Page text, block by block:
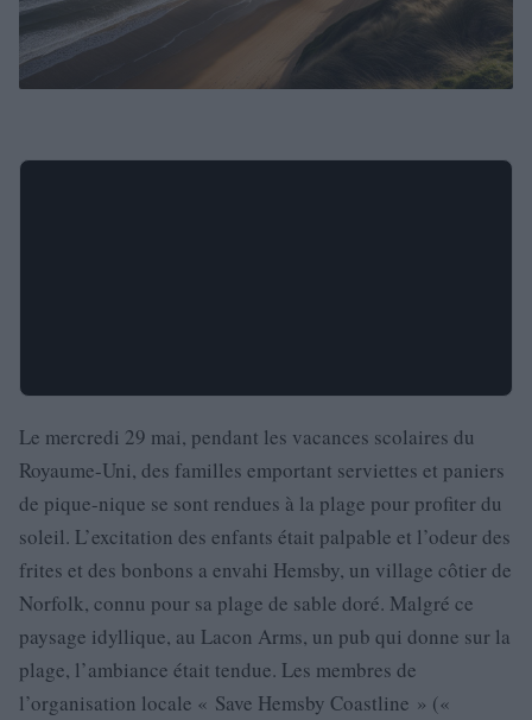
Le mercredi 29 mai, pendant les vacances scolaires du
Royaume-Uni, des familles emportant serviettes et paniers
de pique-nique se sont rendues à la plage pour profiter du
soleil. L’excitation des enfants était palpable et l’odeur des
frites et des bonbons a envahi Hemsby, un village côtier de
Norfolk, connu pour sa plage de sable doré. Malgré ce
paysage idyllique, au Lacon Arms, un pub qui donne sur la
plage, l’ambiance était tendue. Les membres de
l’organisation locale « Save Hemsby Coastline » («